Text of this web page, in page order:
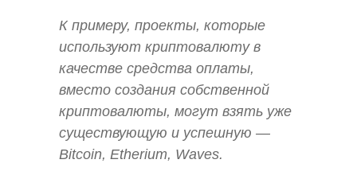
К примеру, проекты, которые
используют криптовалюту в
качестве средства оплаты,
вместо создания собственной
криптовалюты, могут взять уже
существующую и успешную —
Bitcoin, Etherium, Waves.